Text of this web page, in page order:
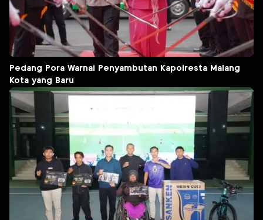
Pedang Pora Warnai Penyambutan Kapolresta Malang
Kota yang Baru